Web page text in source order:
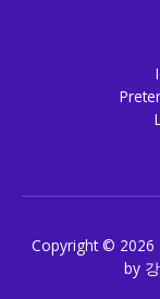
Copyright © 2026
by